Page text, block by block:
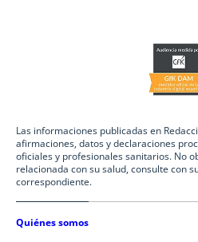
Las informaciones publicadas en
afirmaciones, datos y declaraciones
oficiales y profesionales sanitarios. No
relacionada con su salud, consulte con
correspondiente.
Quiénes somos